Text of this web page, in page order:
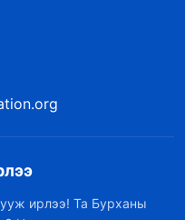
ирлээ! Та Бурханы